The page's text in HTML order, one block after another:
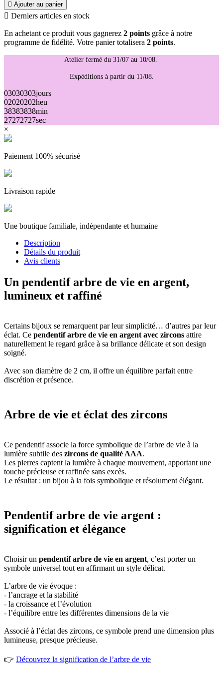
 Ajouter au panier
 Derniers articles en stock
En achetant ce produit vous gagnerez 2 points grâce à notre
programme de fidélité. Votre panier totalisera 2 points.
Atelier fermé du 31/07 au 10/08.
Expéditions à partir du 11/08.
03030303jours
02020202heu
38383838min
27272727sec
×
Paiement 100% sécurisé
Livraison rapide
Une boutique familiale, indépendante et humaine
Description
Détails du produit
Avis clients
Un pendentif arbre de vie en argent,
lumineux et raffiné
Certains bijoux se remarquent par leur simplicité… d’autres par leur
éclat. Ce pendentif arbre de vie en argent avec zircons attire
naturellement le regard grâce à sa brillance délicate et son design
soigné.
Avec son diamètre de 2 cm, il offre un équilibre parfait entre
discrétion et présence.
Arbre de vie et éclat des zircons
Ce pendentif associe la force symbolique de l’arbre de vie à la
lumière subtile des zircons de qualité AAA.
Les pierres captent la lumière à chaque mouvement, apportant une
touche précieuse et raffinée sans excès.
Le résultat : un bijou à la fois symbolique et résolument élégant.
Pendentif arbre de vie argent :
signification et élégance
Choisir un pendentif arbre de vie en argent, c’est porter un
symbole universel tout en affirmant un style délicat.
L’arbre de vie évoque :
- l’ancrage et la stabilité
- la croissance et l’évolution
- l’équilibre entre les différentes dimensions de la vie
Associé à l’éclat des zircons, ce symbole prend une dimension plus
lumineuse, presque précieuse.
👉 Découvrez la signification de l’arbre de vie